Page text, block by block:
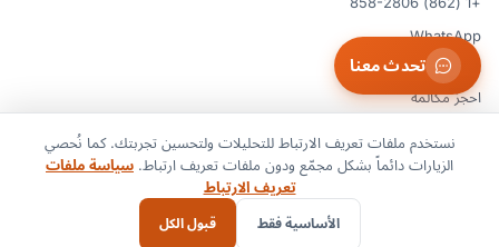
WhatsApp
الولايات المتحدة
احجز مكالمة
© 2026 Suaid LLC — الولايات المتحدة
سياسة ملفات تعريف الارتباط
تفضيلات ملفات تعريف الارتباط
إخلاء المسؤولية
جميع الحقوق محفوظة
تحدث معنا
نستخدم ملفات تعريف الارتباط للتحليلات ولتحسين تجربتك. كما نُحصي
الزيارات دائماً بشكل مجمّع ودون ملفات تعريف ارتباط. سياسة ملفات
تعريف الارتباط
الأساسية فقط قبول الكل